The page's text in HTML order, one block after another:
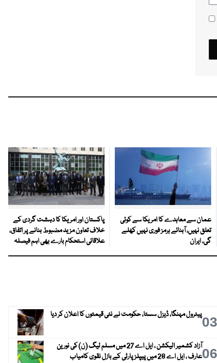
عمان سے معاہدے کا امریکا سے کوئی
تعلق نہیں، آبنائے ہرمز فوری نہیں کھلے
گی، ایران
پاکستان اور امریکا کا دہشت گردی کے
خلاف تعاون مزید مضبوط بنانے پر اتفاق،
علاقائی استحکام بارے بھی اہم فیصلہ
03پیٹرول مہنگا، ڈیزل سستا، حکومت نے نئی قیمتوں کا اعلان کر دیا
06
آزاد کشمیر الیکشن ، ایل اے 27 میں مسلم لیگ (ن) کی نورین
عارف ، ایل اے 28 میں پیپلز پارٹی کے بازل نقوی کامیاب